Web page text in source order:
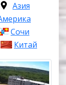
Азия
Сочи
Китай